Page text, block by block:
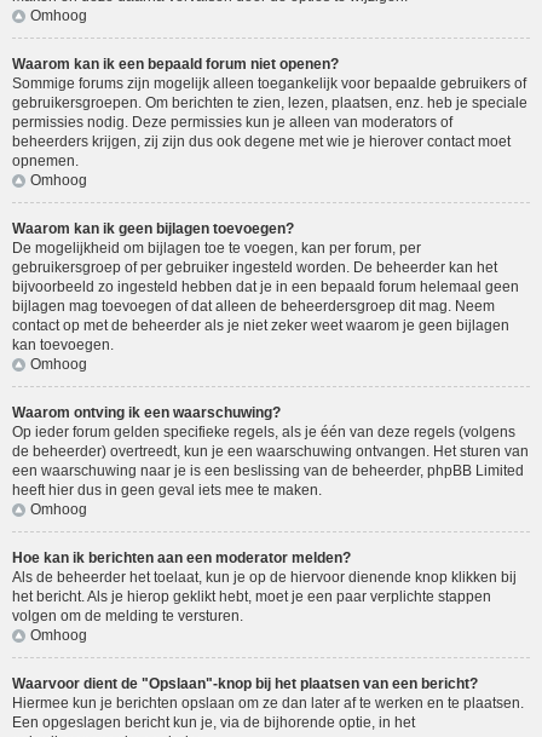
Omhoog
Waarom kan ik een bepaald forum niet openen?
Sommige forums zijn mogelijk alleen toegankelijk voor bepaalde gebruikers of
gebruikersgroepen. Om berichten te zien, lezen, plaatsen, enz. heb je speciale
permissies nodig. Deze permissies kun je alleen van moderators of
beheerders krijgen, zij zijn dus ook degene met wie je hierover contact moet
opnemen.
Omhoog
Waarom kan ik geen bijlagen toevoegen?
De mogelijkheid om bijlagen toe te voegen, kan per forum, per
gebruikersgroep of per gebruiker ingesteld worden. De beheerder kan het
bijvoorbeeld zo ingesteld hebben dat je in een bepaald forum helemaal geen
bijlagen mag toevoegen of dat alleen de beheerdersgroep dit mag. Neem
contact op met de beheerder als je niet zeker weet waarom je geen bijlagen
kan toevoegen.
Omhoog
Waarom ontving ik een waarschuwing?
Op ieder forum gelden specifieke regels, als je één van deze regels (volgens
de beheerder) overtreedt, kun je een waarschuwing ontvangen. Het sturen van
een waarschuwing naar je is een beslissing van de beheerder, phpBB Limited
heeft hier dus in geen geval iets mee te maken.
Omhoog
Hoe kan ik berichten aan een moderator melden?
Als de beheerder het toelaat, kun je op de hiervoor dienende knop klikken bij
het bericht. Als je hierop geklikt hebt, moet je een paar verplichte stappen
volgen om de melding te versturen.
Omhoog
Waarvoor dient de "Opslaan"-knop bij het plaatsen van een bericht?
Hiermee kun je berichten opslaan om ze dan later af te werken en te plaatsen.
Een opgeslagen bericht kun je, via de bijhorende optie, in het